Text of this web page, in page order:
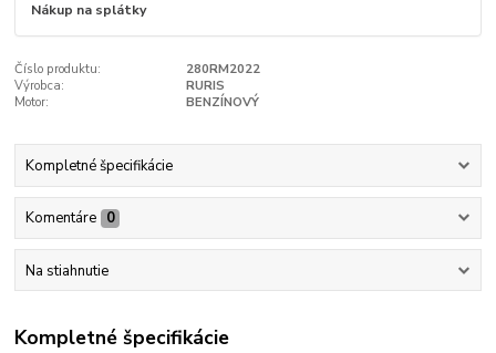
Nákup na splátky
Číslo produktu:
280RM2022
Výrobca:
RURIS
Motor:
BENZÍNOVÝ
Kompletné špecifikácie
Komentáre 0
Na stiahnutie
Kompletné špecifikácie